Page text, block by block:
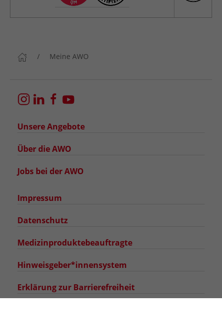
Meine AWO
Unsere Angebote
Über die AWO
Jobs bei der AWO
Impressum
Datenschutz
Medizinproduktebeauftragte
Hinweisgeber*innensystem
Erklärung zur Barrierefreiheit